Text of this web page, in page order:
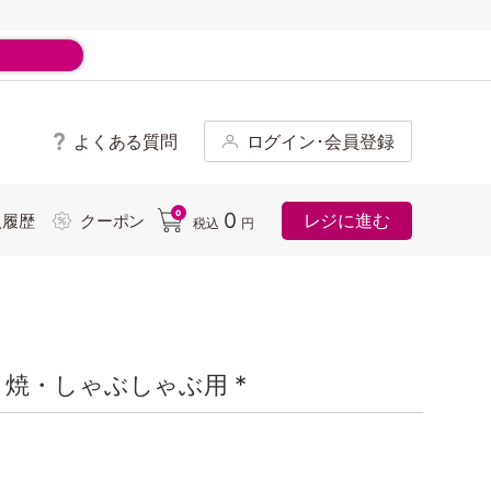
よくある質問 ログイン･会員登録
歴 クーポン 0
税込 0 円 レジに進む
・しゃぶしゃぶ用 *